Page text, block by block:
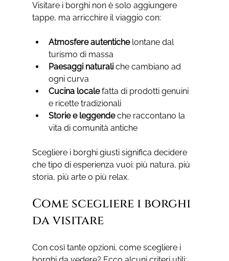
Visitare i borghi non è solo aggiungere
tappe, ma arricchire il viaggio con:
Atmosfere autentiche lontane dal
turismo di massa
Paesaggi naturali che cambiano ad
ogni curva
Cucina locale fatta di prodotti genuini
e ricette tradizionali
Storie e leggende che raccontano la
vita di comunità antiche
Scegliere i borghi giusti significa decidere
che tipo di esperienza vuoi: più natura, più
storia, più arte o più relax.
Come scegliere i borghi
da visitare
Con così tante opzioni, come scegliere i